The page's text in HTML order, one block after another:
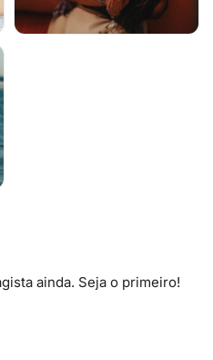
ainda. Seja o primeiro!